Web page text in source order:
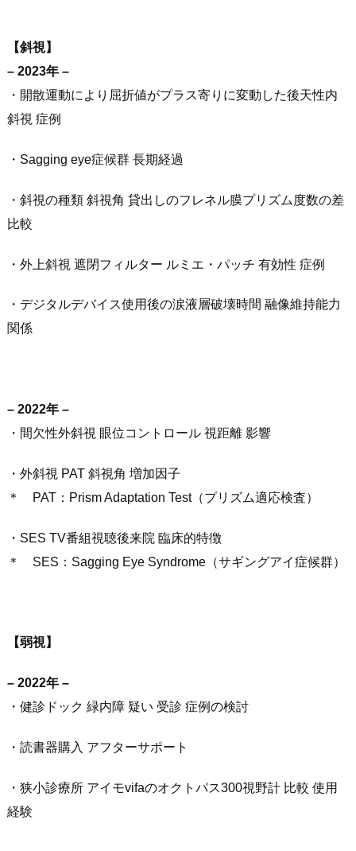
【斜視】
– 2023年 –
・開散運動により屈折値がプラス寄りに変動した後天性内
斜視 症例
・Sagging eye症候群 長期経過
・斜視の種類 斜視角 貸出しのフレネル膜プリズム度数の差
比較
・外上斜視 遮閉フィルター ルミエ・パッチ 有効性 症例
・デジタルデバイス使用後の涙液層破壊時間 融像維持能力
関係
– 2022年 –
・間欠性外斜視 眼位コントロール 視距離 影響
・外斜視 PAT 斜視角 増加因子
＊ PAT：Prism Adaptation Test（プリズム適応検査）
・SES TV番組視聴後来院 臨床的特徴
＊ SES：Sagging Eye Syndrome（サギングアイ症候群）
【弱視】
– 2022年 –
・健診ドック 緑内障 疑い 受診 症例の検討
・読書器購入 アフターサポート
・狭小診療所 アイモvifaのオクトパス300視野計 比較 使用
経験